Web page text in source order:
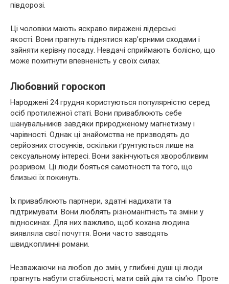
півдорозі.
Ці чоловіки мають яскраво виражені лідерські
якості. Вони прагнуть піднятися кар’єрними сходами і
зайняти керівну посаду. Невдачі сприймають болісно, ​​що
може похитнути впевненість у своїх силах.
Любовний гороскоп
Народжені 24 грудня користуються популярністю серед
осіб протилежної статі. Вони приваблюють себе
шанувальників завдяки природженому магнетизму і
чарівності. Однак ці знайомства не призводять до
серйозних стосунків, оскільки ґрунтуються лише на
сексуальному інтересі. Вони закінчуються хворобливим
розривом. Ці люди бояться самотності та того, що
близькі їх покинуть.
Їх приваблюють партнери, здатні надихати та
підтримувати. Вони люблять різноманітність та зміни у
відносинах. Для них важливо, щоб кохана людина
виявляла свої почуття. Вони часто заводять
швидкоплинні романи.
Незважаючи на любов до змін, у глибині душі ці люди
прагнуть набути стабільності, мати свій дім та сім’ю. Проте